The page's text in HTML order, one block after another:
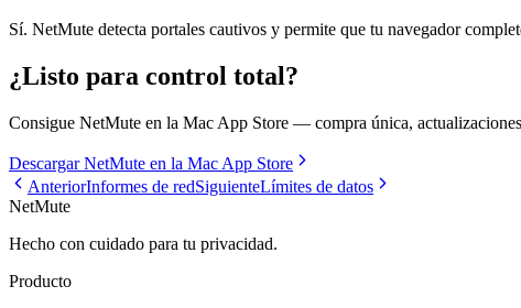
Sí. NetMute detecta portales cautivos y permite que tu navegador
¿Listo para control total?
Consigue NetMute en la Mac App Store — compra única,
Descargar NetMute en la Mac App Store
AnteriorInformes de redSiguienteLímites de datos
NetMute
Hecho con cuidado para tu privacidad.
Producto